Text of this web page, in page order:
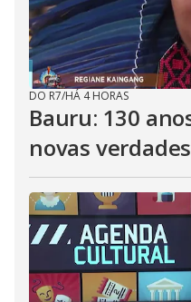
DO R7/HÁ 4 HORAS
Bauru: 130
novas